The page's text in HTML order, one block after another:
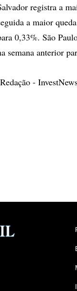
registra a
a maior
0,33%. São
semana anterior
-